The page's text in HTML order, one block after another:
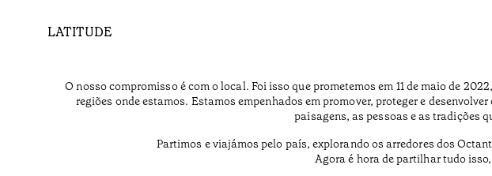
LATITUDE
O nosso compromisso é com o local. Foi isso que prometemos em 11 de maio de
regiões onde estamos. Estamos empenhados em promover, proteger e
paisagens, as pessoas e as tradições
Partimos e viajámos pelo país, explorando os arredores dos
Agora é hora de partilhar tudo